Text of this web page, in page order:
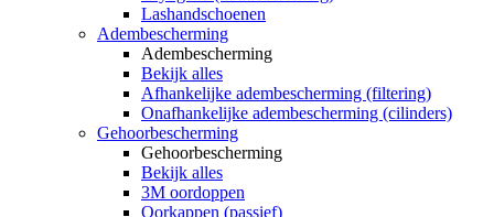
Lashandschoenen
Adembescherming
Adembescherming
Bekijk alles
Afhankelijke adembescherming (filtering)
Onafhankelijke adembescherming (cilinders)
Gehoorbescherming
Gehoorbescherming
Bekijk alles
3M oordoppen
Oorkappen (passief)